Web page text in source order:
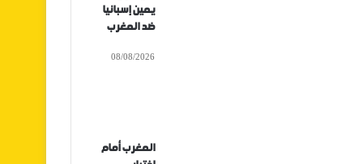
يمين إسبانيا
ضد المغرب
08/08/2026
المغرب أمام